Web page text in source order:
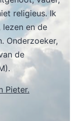
religieus. Ik
lezen en de
Onderzoeker,
de
Pieter.